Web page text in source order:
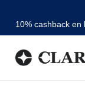
10% cashback en